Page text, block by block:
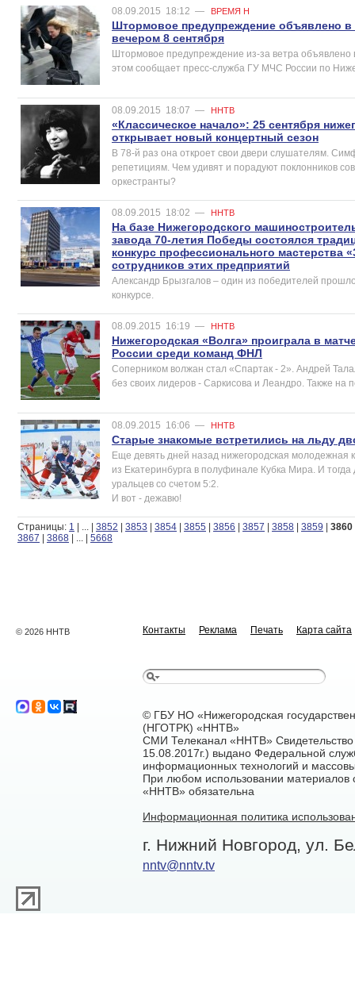
08.09.2015 18:12 — ВРЕМЯ Н
Штормовое предупреждение объявлено в
вечером 8 сентября
Штормовое предупреждение из-за ветра объявлено
этом сообщает пресс-служба ГУ МЧС России по
08.09.2015 18:07 — ННТВ
«Классическое начало»: 25 сентября
открывает новый концертный сезон
В 78-й раз она откроет свои двери слушателям.
репетициям. Чем удивят и порадуют поклонников
оркестранты?
08.09.2015 18:02 — ННТВ
На базе Нижегородского
завода 70-летия Победы состоялся
конкурс профессионального мастерства
сотрудников этих предприятий
Александр Брызгалов – один из победителей
конкурсе.
08.09.2015 16:19 — ННТВ
Нижегородская «Волга» проиграла в
России среди команд ФНЛ
Соперником волжан стал «Спартак - 2». Андрей
без своих лидеров - Саркисова и Леандро. Также
08.09.2015 16:06 — ННТВ
Старые знакомые встретились на льду
Еще девять дней назад нижегородская молодежная
из Екатеринбурга в полуфинале Кубка Мира. И
уральцев со счетом 5:2.
И вот - дежавю!
Страницы: 1 | | 3852 | 3853 | 3854 | 3855 | 3856 | 3857 | 3858 | 3859 | 3860
3867 | 3868 | | 5668
© 2026 ННТВ Контакты Реклама Печать Карта сайта
© ГБУ НО «Нижегородская
(НГОТРК) «ННТВ»
СМИ Телеканал «ННТВ»
15.08.2017г.) выдано Федеральной
информационных технологий и
При любом использовании материалов
«ННТВ» обязательна
Информационная политика
г. Нижний Новгород, ул.
nntv@nntv.tv